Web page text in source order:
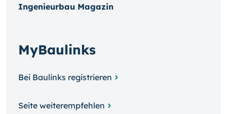
Ingenieurbau Magazin
MyBaulinks
Bei Baulinks registrieren
Seite weiterempfehlen